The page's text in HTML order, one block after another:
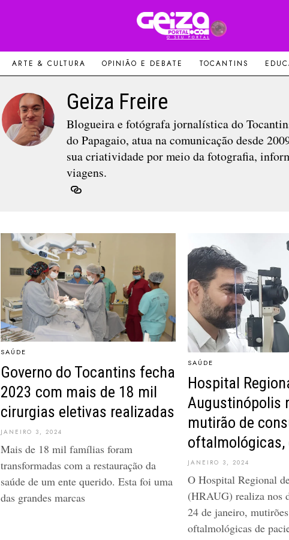
ARTE & CULTURA OPINIÃO E DEBATE TOCANTINS
Geiza Freire
Blogueira e fotógrafa jornalística do
do Papagaio, atua na comunicação desde
sua criatividade por meio da fotografia,
viagens.
SAÚDE
Governo do Tocantins fecha
2023 com mais de 18 mil
cirurgias eletivas realizadas
JANEIRO 3, 2024
Mais de 18 mil famílias foram
transformadas com a restauração da
saúde de um ente querido. Esta foi uma
das grandes marcas
SAÚDE
Hospital
Augustinópolis
mutirão de
oftalmológicas,
JANEIRO 3, 2024
O Hospital Regional
(HRAUG) realiza nos
24 de janeiro,
oftalmológicas de